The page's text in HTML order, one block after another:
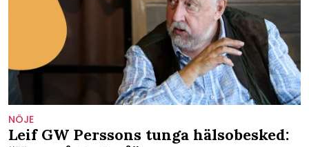
NÖJE
Leif GW Perssons tunga hälsobesked: